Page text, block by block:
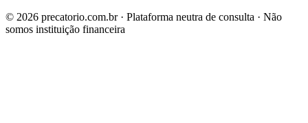
© 2026 precatorio.com.br · Plataforma neutra de consulta · Não
somos instituição financeira